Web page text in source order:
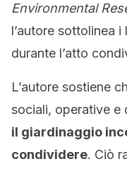
Environmental
l’autore sottolinea
durante l’atto
L’autore sostiene
sociali, operative e
il giardinaggio
condividere. Ciò